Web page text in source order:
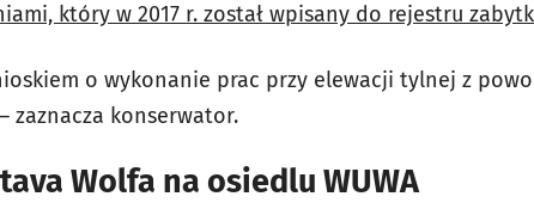
który w 2017 r. został wpisany do rejestru
o wykonanie prac przy elewacji tylnej z
zaznacza konserwator.
Wolfa na osiedlu WUWA